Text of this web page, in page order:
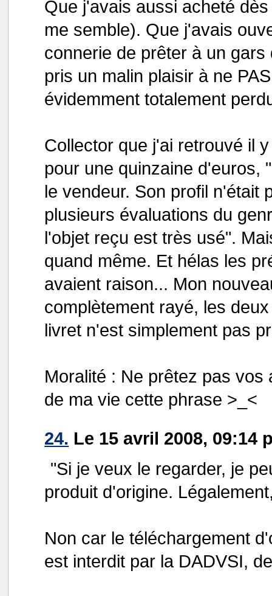
Que j'avais aussi acheté
me semble). Que j'avais
connerie de prêter à un
pris un malin plaisir à ne
évidemment totalement
Collector que j'ai retrouvé il
pour une quinzaine d'euros,
le vendeur. Son profil n'était
plusieurs évaluations du
l'objet reçu est très usé".
quand même. Et hélas les
avaient raison... Mon
complètement rayé, les
livret n'est simplement pas
Moralité : Ne prêtez pas
de ma vie cette phrase >_<
24. Le 15 avril 2008, 09:14
"Si je veux le regarder, je
produit d'origine.
Non car le téléchargement
est interdit par la DADVSI,